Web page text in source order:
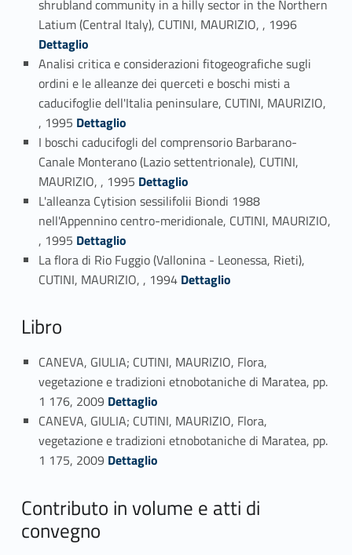
shrubland community in a hilly sector in the Northern
Latium (Central Italy), CUTINI, MAURIZIO, , 1996
Dettaglio
Analisi critica e considerazioni fitogeografiche sugli
ordini e le alleanze dei querceti e boschi misti a
caducifoglie dell'Italia peninsulare, CUTINI, MAURIZIO,
, 1995 Link identifier #identifier_person_44214-82
Dettaglio
I boschi caducifogli del comprensorio Barbarano-
Canale Monterano (Lazio settentrionale), CUTINI,
MAURIZIO, , 1995 Link identifier #identifier_person_108878-83
Dettaglio
L'alleanza Cytision sessilifolii Biondi 1988
nell'Appennino centro-meridionale, CUTINI, MAURIZIO,
, 1995Link identifier #identifier_person_103813-84
Dettaglio
La flora di Rio Fuggio (Vallonina - Leonessa, Rieti),
CUTINI, MAURIZIO, , 1994 Link identifier #identifier_person_73040-85
Dettaglio
Libro
CANEVA, GIULIA; CUTINI, MAURIZIO, Flora,
vegetazione e tradizioni etnobotaniche di Maratea, pp.
1 176, 2009 Link identifier #identifier_person_50341-86
Dettaglio
CANEVA, GIULIA; CUTINI, MAURIZIO, Flora,
vegetazione e tradizioni etnobotaniche di Maratea, pp.
1 175, 2009 Link identifier #identifier_person_53865-87
Dettaglio
Contributo in volume e atti di
convegno